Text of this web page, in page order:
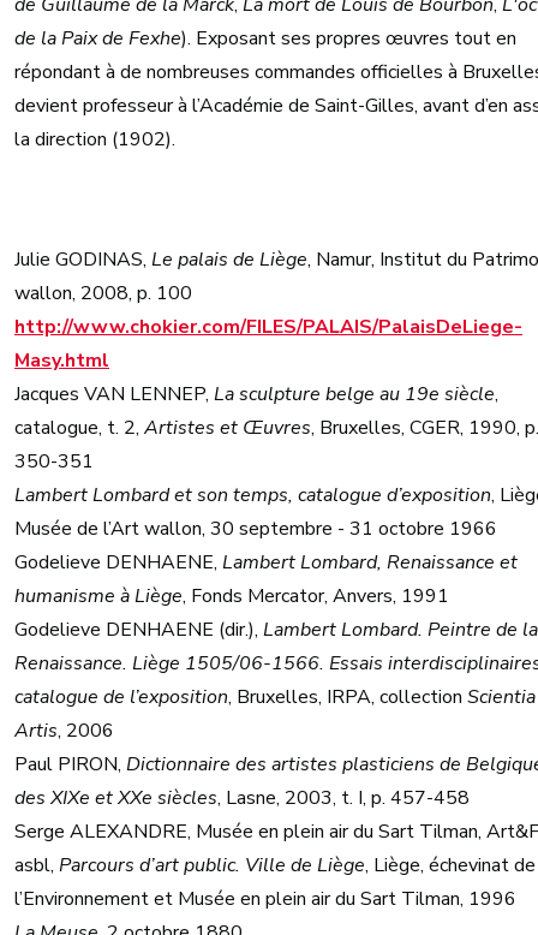
de la Paix de Fexhe). Exposant ses propres œuvres tout en
répondant à de nombreuses commandes officielles à
devient professeur à l’Académie de Saint-Gilles, avant d’en
la direction (1902).
Julie GODINAS, Le palais de Liège, Namur, Institut du
wallon, 2008, p. 100
http://www.chokier.com/FILES/PALAIS/PalaisDeLiege-
Masy.html
Jacques VAN LENNEP, La sculpture belge au 19e siècle,
catalogue, t. 2, Artistes et Œuvres, Bruxelles, CGER, 1990, p.
350-351
Lambert Lombard et son temps, catalogue d’exposition,
Musée de l’Art wallon, 30 septembre - 31 octobre 1966
Godelieve DENHAENE, Lambert Lombard, Renaissance et
humanisme à Liège, Fonds Mercator, Anvers, 1991
Godelieve DENHAENE (dir.), Lambert Lombard. Peintre de la
Renaissance. Liège 1505/06-1566. Essais
catalogue de l’exposition, Bruxelles, IRPA, collection Scientia
Artis, 2006
Paul PIRON, Dictionnaire des artistes plasticiens de
des XIXe et XXe siècles, Lasne, 2003, t. I, p. 457-458
Serge ALEXANDRE, Musée en plein air du Sart Tilman,
asbl, Parcours d’art public. Ville de Liège, Liège, échevinat de
l’Environnement et Musée en plein air du Sart Tilman, 1996